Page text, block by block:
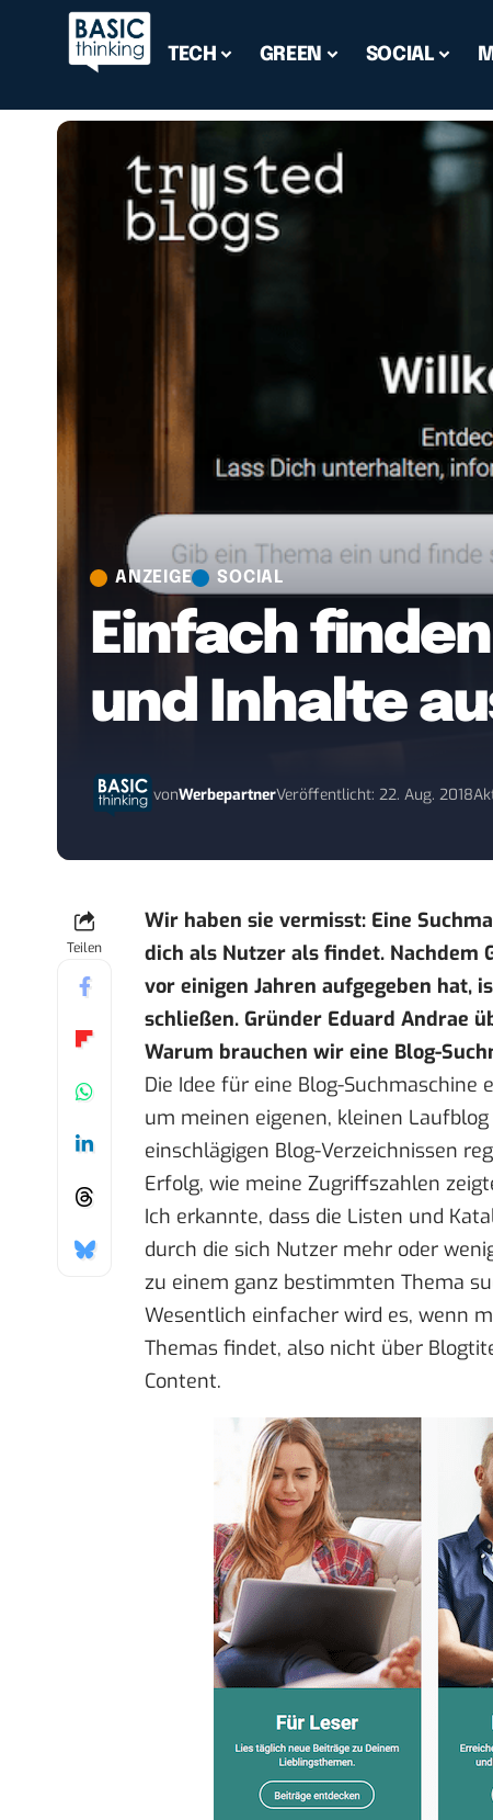
TECH GREEN SOCIAL
ANZEIGE SOCIAL
Einfach
und Inhalte
vonWerbepartnerVeröffentlicht: 22. Aug. 2018
Teilen
Wir haben sie vermisst: Eine
dich als Nutzer als findet. Nachdem
vor einigen Jahren aufgegeben hat,
schließen. Gründer Eduard Andrae
Warum brauchen wir eine Blog-
Die Idee für eine Blog-
um meinen eigenen, kleinen
einschlägigen Blog-Verzeichnissen
Erfolg, wie meine Zugriffszahlen
Ich erkannte, dass die Listen und
durch die sich Nutzer mehr oder
zu einem ganz bestimmten Thema
Wesentlich einfacher wird es, wenn
Themas findet, also nicht über
Content.